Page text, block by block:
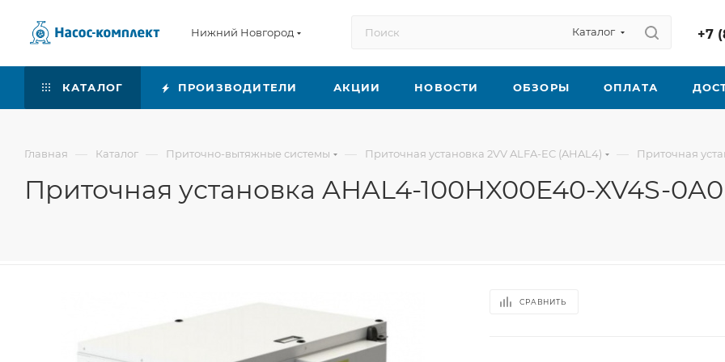
Нижний Новгород Каталог +7
КАТАЛОГ ПРОИЗВОДИТЕЛИ АКЦИИ НОВОСТИ ОБЗОРЫ ОПЛАТА
Главная — Каталог — Приточно-вытяжные системы — Приточная установка 2VV ALFA-EC (AHAL4) — Приточная
Приточная установка AHAL4-100HX00E40-XV4S-0A0
СРАВНИТЬ